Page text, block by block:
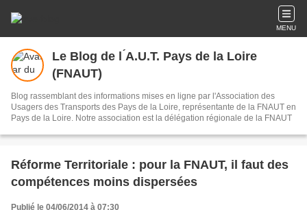
MENU
Le Blog de l ́A.U.T. Pays de la Loire
(FNAUT)
Blog rassemblant des informations mises en ligne par l'Association des
Usagers des Transports des Pays de la Loire, représentante de la FNAUT en
Pays de la Loire. Notre association est la délégation régionale de la FNAUT
Réforme Territoriale : pour la FNAUT, il faut des
compétences moins dispersées
Publié le 04/06/2014 à 07:30